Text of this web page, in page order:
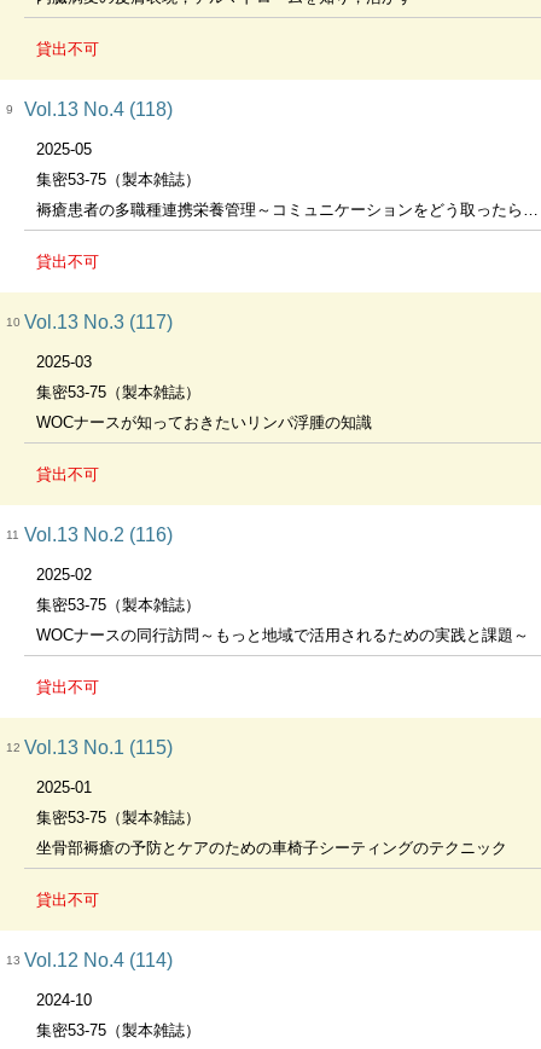
貸出不可
9 Vol.13 No.4 (118)
2025-05
集密53-75（製本雑誌）
褥瘡患者の多職種連携栄養管理～コミュニケーションをどう取ったらいいの？～
貸出不可
10 Vol.13 No.3 (117)
2025-03
集密53-75（製本雑誌）
WOCナースが知っておきたいリンパ浮腫の知識
貸出不可
11 Vol.13 No.2 (116)
2025-02
集密53-75（製本雑誌）
WOCナースの同行訪問～もっと地域で活用されるための実践と課題～
貸出不可
12 Vol.13 No.1 (115)
2025-01
集密53-75（製本雑誌）
坐骨部褥瘡の予防とケアのための車椅子シーティングのテクニック
貸出不可
13 Vol.12 No.4 (114)
2024-10
集密53-75（製本雑誌）